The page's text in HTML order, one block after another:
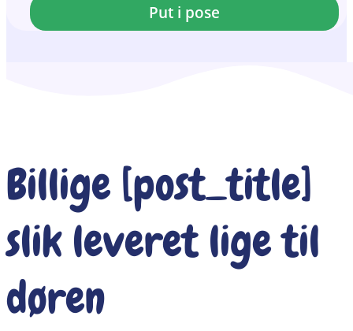
Put i pose
Billige [post_title]
slik leveret lige til
døren